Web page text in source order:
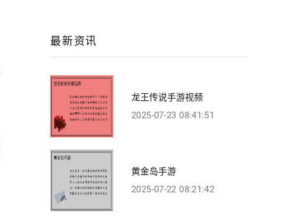
最新资讯
龙王传说手游视频
2025-07-23 08:41:51
黄金岛手游
2025-07-22 08:21:42